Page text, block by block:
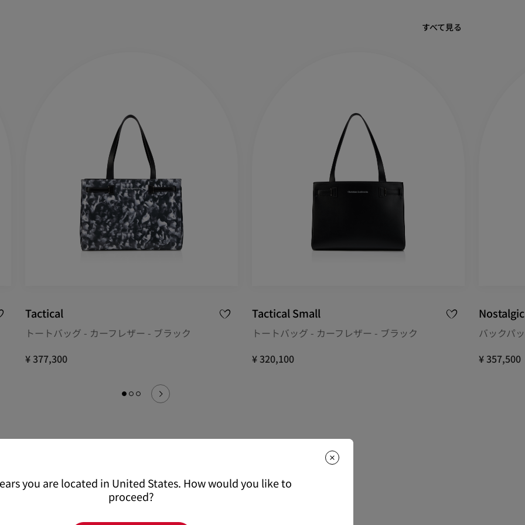
すべて見る
Tactical
トートバッグ - カーフレザー - ブラック
¥ 377,300
Tactical Small
トートバッグ - カーフレザー - ブラック
¥ 320,100
Nostalgic
バックパ
¥ 357,500
you are located in United States. How would you like to
proceed?